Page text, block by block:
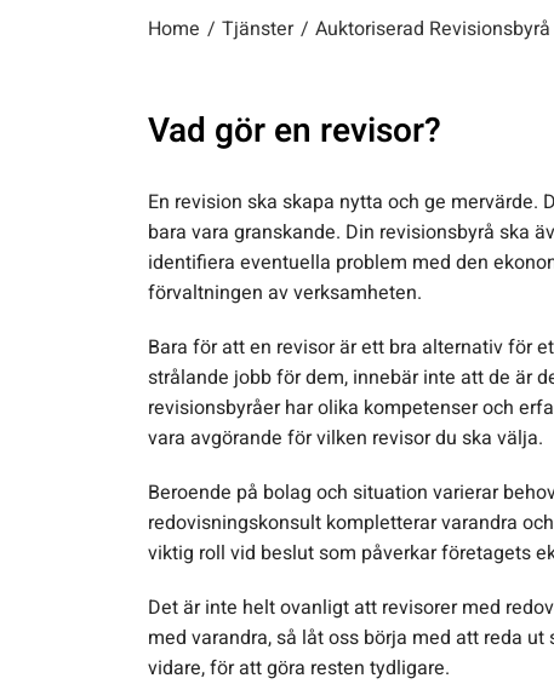
Home Tjänster Auktoriserad Revisionsbyrå
Vad gör en revisor?
En revision ska skapa nytta och ge mervärde.
bara vara granskande. Din revisionsbyrå ska
identifiera eventuella problem med den
förvaltningen av verksamheten.
Bara för att en revisor är ett bra alternativ för
strålande jobb för dem, innebär inte att de är
revisionsbyråer har olika kompetenser och
vara avgörande för vilken revisor du ska välja.
Beroende på bolag och situation varierar
redovisningskonsult kompletterar varandra
viktig roll vid beslut som påverkar företagets
Det är inte helt ovanligt att revisorer med
med varandra, så låt oss börja med att reda
vidare, för att göra resten tydligare.